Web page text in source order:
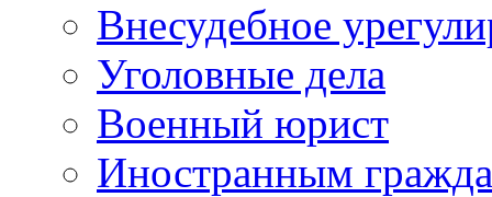
Внесудебное
Уголовные дела
Военный юрист
Иностранным